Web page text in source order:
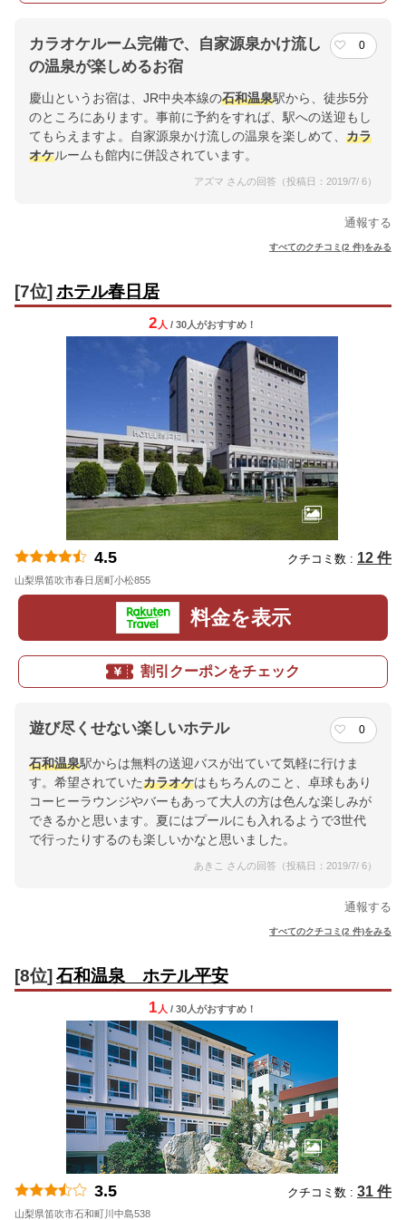
カラオケルーム完備で、自家源泉かけ流し
の温泉が楽しめるお宿
0
慶山というお宿は、JR中央本線の石和温泉駅から、徒歩5分
のところにあります。事前に予約をすれば、駅への送迎もし
てもらえますよ。自家源泉かけ流しの温泉を楽しめて、 カラ
オケルームも館内に併設されています。
アズマ さんの回答（投稿日：2019/7/ 6）
通報する
すべてのクチコミ(2 件)をみる
[7位] ホテル春日居
2 人 / 30人がおすすめ！
4.5 クチコミ数 : 12 件
山梨県笛吹市春日居町小松855
料金を表示
割引クーポンをチェック
遊び尽くせない楽しいホテル 0
石和温泉駅からは無料の送迎バスが出ていて気軽に行けま
す。希望されていたカラオケはもちろんのこと、卓球もあり
コーヒーラウンジやバーもあって大人の方は色んな楽しみが
できるかと思います。夏にはプールにも入れるようで3世代
で行ったりするのも楽しいかなと思いました。
あきこ さんの回答（投稿日：2019/7/ 6）
通報する
すべてのクチコミ(2 件)をみる
[8位] 石和温泉 ホテル平安
1 人 / 30人がおすすめ！
3.5 クチコミ数 : 31 件
山梨県笛吹市石和町川中島538